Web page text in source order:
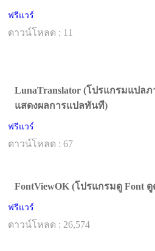
ฟรีแวร์
ดาวน์โหลด : 11
LunaTranslator (โปรแกรมแปล
แสดงผลการแปลทันที)
ฟรีแวร์
ดาวน์โหลด : 67
FontViewOK (โปรแกรมดู Font
ฟรีแวร์
ดาวน์โหลด : 26,574